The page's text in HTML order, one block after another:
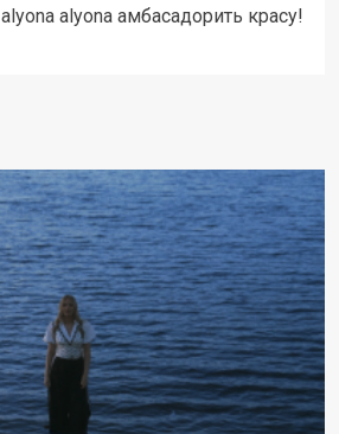
alyona alyona амбасадорить красу!